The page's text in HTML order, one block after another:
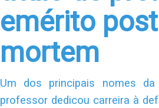
emérito post
mortem
Um dos principais nomes da
professor dedicou carreira à